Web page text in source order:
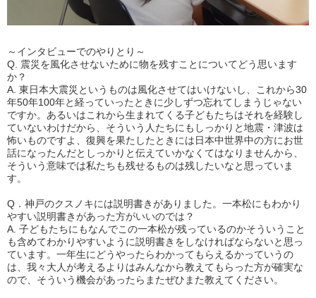
～インタビューでのやりとり～
Q. 震災を風化させないために物を残すことについてどう思います
か？
A. 東日本大震災というものは風化させてはいけないし、これから30
年50年100年と経っていったときに少しずつ忘れてしまうじゃない
ですか。あるいはこれから生まれてくる子どもたちはそれを経験し
ていないわけだから、そういう人たちにもしっかりと地震・津波は
怖いものですよ、復興を果たしたときには日本中世界中の方にお世
話になったんだとしっかりと伝えていかなくてはなりませんから、
そういう意味では私たちも残せるものは残したいなと思っていま
す。
Q．神戸のクスノキには説明書きがありました。一本松にもわかり
やすい説明書きがあった方がいいのでは？
A. 子どもたちにもなんでこの一本松が残っているのかそういうこと
も含めてわかりやすいように説明書きをしなければならないと思っ
ています。一年生にどうやったらわかってもらえるかっていうの
は、我々大人が考えるよりはみんなから教えてもらった方が確実な
ので、そういう機会があったらまたぜひまた教えてください。